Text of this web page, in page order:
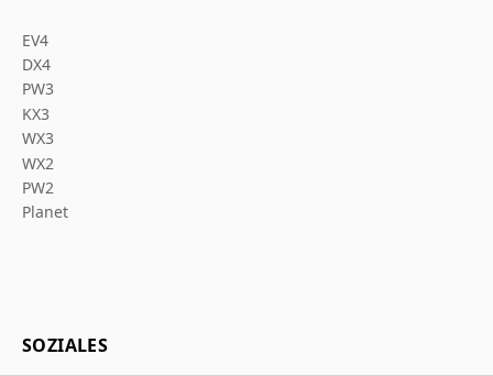
EV4
DX4
PW3
KX3
WX3
WX2
PW2
Planet
SOZIALES